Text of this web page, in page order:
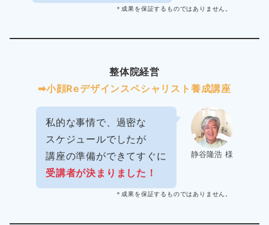
＊成果を保証するものではありません。
整体院経営
➡︎小顔Reデザインスペシャリスト養成講座
静谷隆浩 様
私的な事情で、過密な
スケジュールでしたが
講座の準備ができてすぐに
受講者が決まりました！
＊成果を保証するものではありません。